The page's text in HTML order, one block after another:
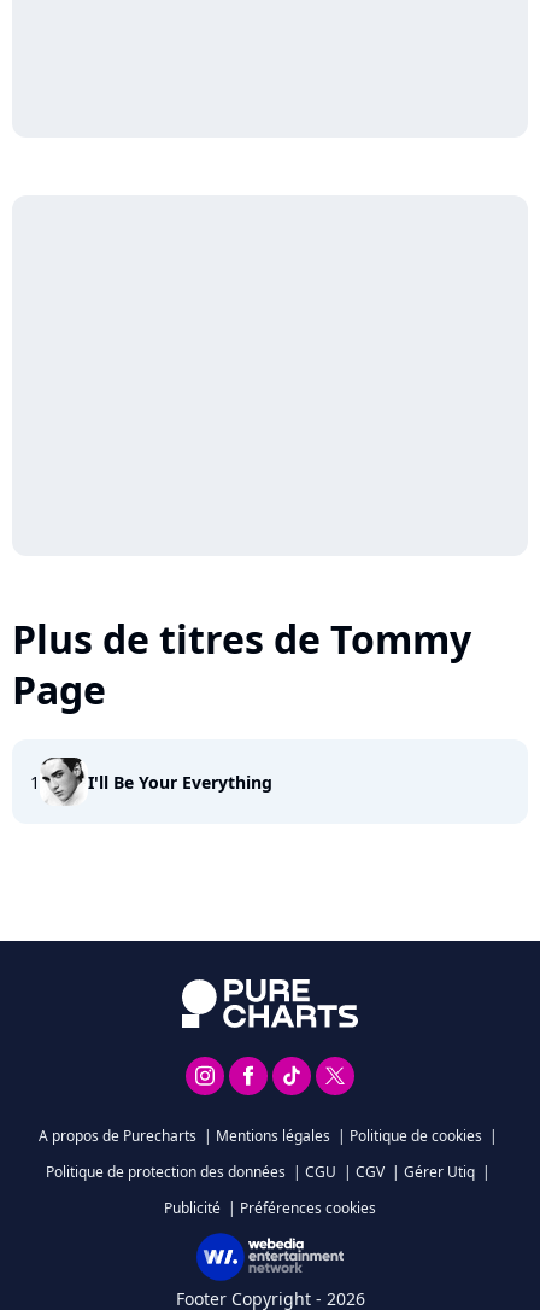
Plus de titres de Tommy
Page
1 I'll Be Your Everything
A propos de Purecharts | Mentions légales | Politique de cookies |
Politique de protection des données | CGU | CGV | Gérer Utiq |
Publicité | Préférences cookies
Footer Copyright - 2026